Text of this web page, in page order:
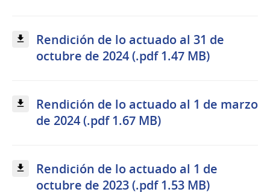
Rendición de lo actuado al 31 de
octubre de 2024 (.pdf 1.47 MB)
Rendición de lo actuado al 1 de marzo
de 2024 (.pdf 1.67 MB)
Rendición de lo actuado al 1 de
octubre de 2023 (.pdf 1.53 MB)